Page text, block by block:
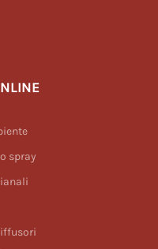
spray